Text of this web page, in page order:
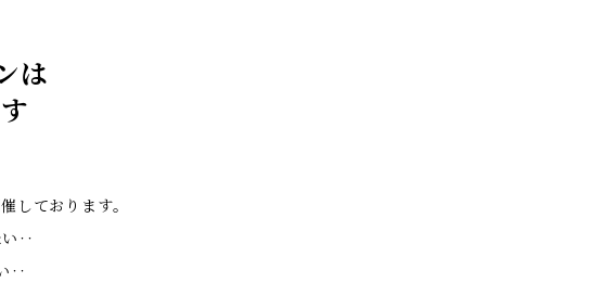
は
ております。
い‥
‥